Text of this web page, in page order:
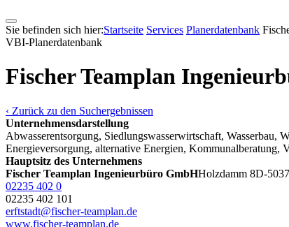
Sie befinden sich hier:Startseite Services Pla­ner­daten­bank
VBI-Pla­ner­daten­bank
Fischer Teamplan
‹ Zurück zu den Suchergebnissen
Unternehmensdarstellung
Abwasserentsorgung, Siedlungswasserwirtschaft,
Energieversorgung, alternative Energien, Kommunalberatung,
Hauptsitz des Unternehmens
Fischer Teamplan Ingenieurbüro GmbHHolzdamm 8D-
02235 402 0
02235 402 101
erftstadt@fischer-teamplan.de
www.fischer-teamplan.de